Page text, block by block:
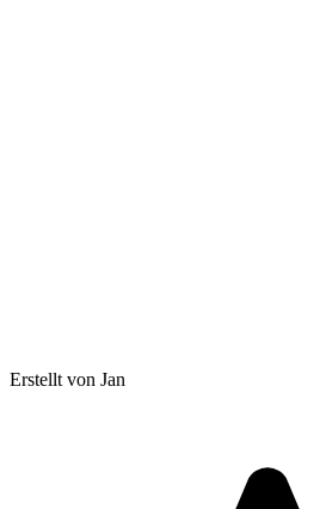
Erstellt von Jan